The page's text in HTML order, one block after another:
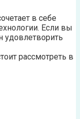
в себе
Если вы
удовлетворить
рассмотреть в